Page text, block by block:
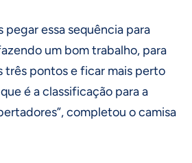
pegar essa sequência para
um bom trabalho, para
três pontos e ficar mais perto
é a classificação para a
completou o camisa